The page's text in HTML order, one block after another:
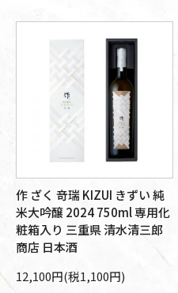
作 ざく 竒瑞 KIZUI きずい 純
米大吟醸 2024 750ml 専用化
粧箱入り 三重県 清水清三郎
商店 日本酒
12,100円(税1,100円)